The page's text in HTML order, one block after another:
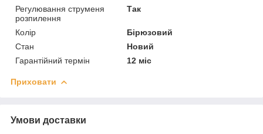
Регулювання струменя
розпилення
Так
Колір
Бірюзовий
Стан
Новий
Гарантійний термін
12 міс
Приховати
Умови доставки